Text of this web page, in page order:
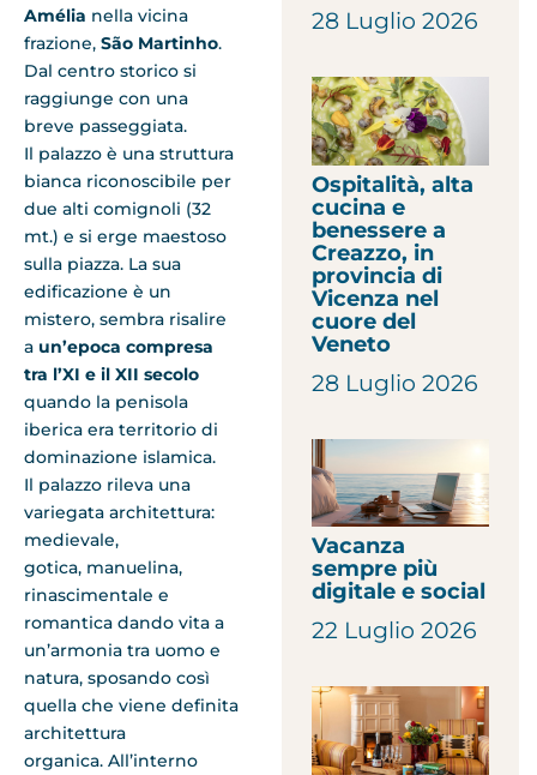
Amélia nella vicina
frazione, São Martinho.
Dal centro storico si
raggiunge con una
breve passeggiata.
Il palazzo è una struttura
bianca riconoscibile per
due alti comignoli (32
mt.) e si erge maestoso
sulla piazza. La sua
edificazione è un
mistero, sembra risalire
a un’epoca compresa
tra l’XI e il XII secolo
quando la penisola
iberica era territorio di
dominazione islamica.
Il palazzo rileva una
variegata architettura:
medievale,
gotica, manuelina,
rinascimentale e
romantica dando vita a
un’armonia tra uomo e
natura, sposando così
quella che viene definita
architettura
organica. All’interno
28 Luglio 2026
Ospitalità, alta
cucina e
benessere a
Creazzo, in
provincia di
Vicenza nel
cuore del
Veneto
28 Luglio 2026
Vacanza
sempre più
digitale e social
22 Luglio 2026